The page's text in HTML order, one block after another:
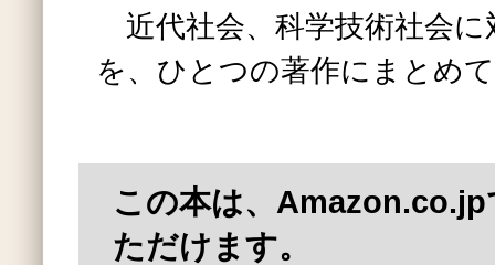
近代社会、科学技術社会に
を、ひとつの著作にまとめ
この本は、
ただけます。